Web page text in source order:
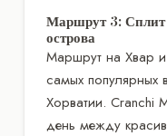
Маршрут 3:
острова
Маршрут на Хвар
самых популярных
Хорватии. Cranchi
день между